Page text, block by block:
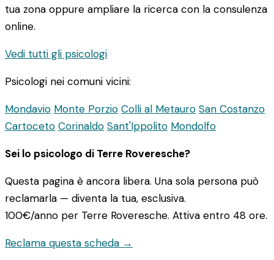
tua zona oppure ampliare la ricerca con la consulenza
online.
Vedi tutti gli psicologi
Psicologi nei comuni vicini:
Mondavio Monte Porzio Colli al Metauro San Costanzo
Cartoceto Corinaldo Sant'Ippolito Mondolfo
Sei lo psicologo di Terre Roveresche?
Questa pagina è ancora libera. Una sola persona può
reclamarla — diventa la tua, esclusiva.
100€/anno per Terre Roveresche. Attiva entro 48 ore.
Reclama questa scheda →